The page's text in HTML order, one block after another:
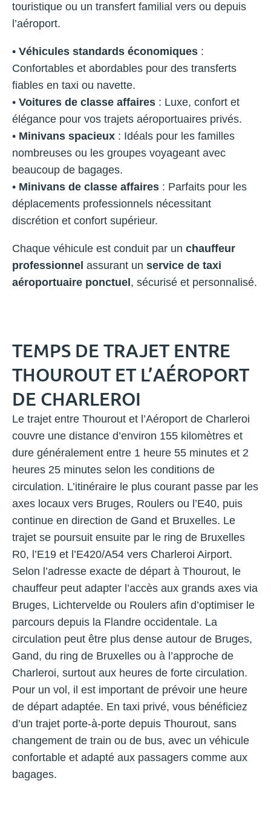
touristique ou un transfert familial vers ou depuis
l’aéroport.
• Véhicules standards économiques :
Confortables et abordables pour des transferts
fiables en taxi ou navette.
• Voitures de classe affaires : Luxe, confort et
élégance pour vos trajets aéroportuaires privés.
• Minivans spacieux : Idéals pour les familles
nombreuses ou les groupes voyageant avec
beaucoup de bagages.
• Minivans de classe affaires : Parfaits pour les
déplacements professionnels nécessitant
discrétion et confort supérieur.
Chaque véhicule est conduit par un chauffeur
professionnel assurant un service de taxi
aéroportuaire ponctuel , sécurisé et personnalisé.
TEMPS DE TRAJET ENTRE
THOUROUT ET L’AÉROPORT
DE CHARLEROI
Le trajet entre Thourout et l’Aéroport de Charleroi
couvre une distance d’environ 155 kilomètres et
dure généralement entre 1 heure 55 minutes et 2
heures 25 minutes selon les conditions de
circulation. L’itinéraire le plus courant passe par les
axes locaux vers Bruges, Roulers ou l’E40, puis
continue en direction de Gand et Bruxelles. Le
trajet se poursuit ensuite par le ring de Bruxelles
R0, l’E19 et l’E420/A54 vers Charleroi Airport.
Selon l’adresse exacte de départ à Thourout, le
chauffeur peut adapter l’accès aux grands axes via
Bruges, Lichtervelde ou Roulers afin d’optimiser le
parcours depuis la Flandre occidentale. La
circulation peut être plus dense autour de Bruges,
Gand, du ring de Bruxelles ou à l’approche de
Charleroi, surtout aux heures de forte circulation.
Pour un vol, il est important de prévoir une heure
de départ adaptée. En taxi privé, vous bénéficiez
d’un trajet porte-à-porte depuis Thourout, sans
changement de train ou de bus, avec un véhicule
confortable et adapté aux passagers comme aux
bagages.